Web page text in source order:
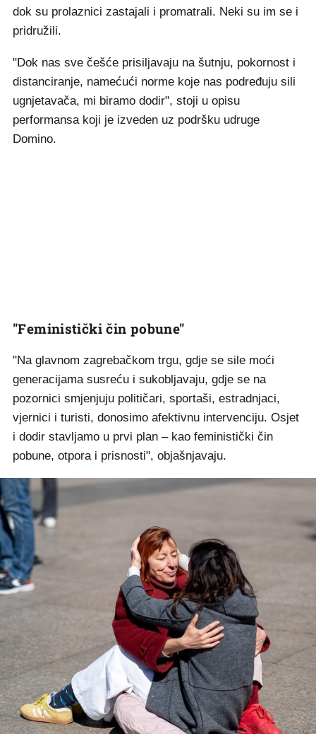
dok su prolaznici zastajali i promatrali. Neki su im se i
pridružili.
"Dok nas sve češće prisiljavaju na šutnju, pokornost i
distanciranje, namećući norme koje nas podređuju sili
ugnjetavača, mi biramo dodir", stoji u opisu
performansa koji je izveden uz podršku udruge
Domino.
"Feministički čin pobune"
"Na glavnom zagrebačkom trgu, gdje se sile moći
generacijama susreću i sukobljavaju, gdje se na
pozornici smjenjuju političari, sportaši, estradnjaci,
vjernici i turisti, donosimo afektivnu intervenciju. Osjet
i dodir stavljamo u prvi plan – kao feministički čin
pobune, otpora i prisnosti", objašnjavaju.